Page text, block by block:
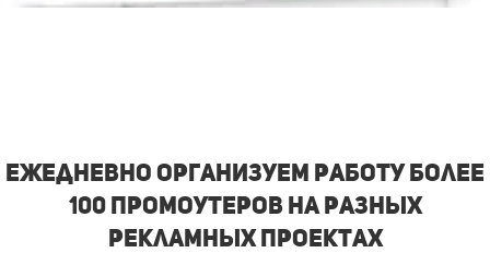
Ежедневно организуем работу более
100 промоутеров на разных
рекламных проектах